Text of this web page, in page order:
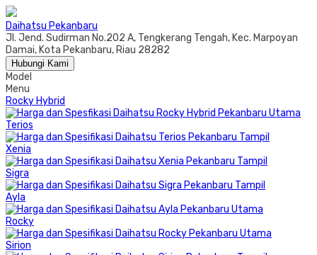
Daihatsu Pekanbaru
Jl. Jend. Sudirman No.202 A, Tengkerang Tengah, Kec. Marpoyan
Damai, Kota Pekanbaru, Riau 28282
Hubungi Kami
Model
Menu
Rocky Hybrid
Terios
Xenia
Sigra
Ayla
Rocky
Sirion